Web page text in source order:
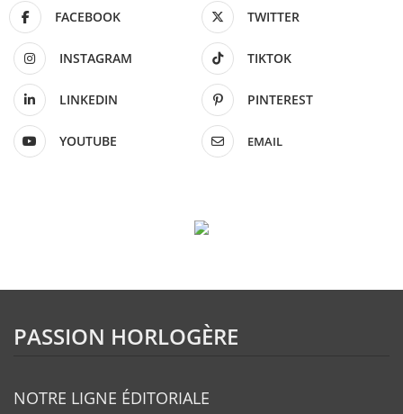
FACEBOOK TWITTER
INSTAGRAM TIKTOK
LINKEDIN PINTEREST
YOUTUBE EMAIL
PASSION HORLOGÈRE
NOTRE LIGNE ÉDITORIALE